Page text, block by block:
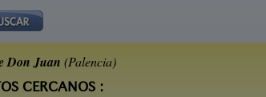
Don Juan (Palencia)
CERCANOS :